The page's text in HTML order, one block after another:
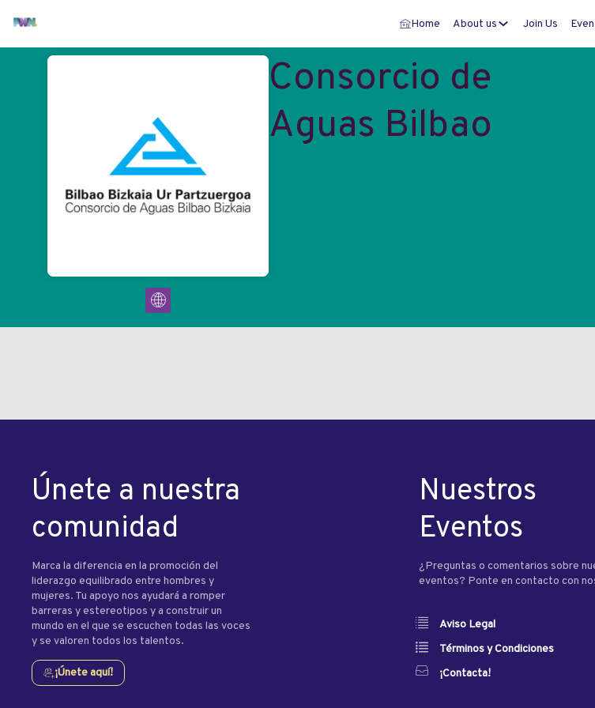
Home About us Join Us
Consorcio de
Aguas Bilbao
Únete a nuestra
comunidad
Marca la diferencia en la promoción del
liderazgo equilibrado entre hombres y
mujeres. Tu apoyo nos ayudará a romper
barreras y estereotipos y a construir un
mundo en el que se escuchen todas las voces
y se valoren todos los talentos.
¡Únete aquí!
Nuestros
Eventos
¿Preguntas o comentarios sobre
eventos? Ponte en contacto con
Aviso Legal
Términos y Condiciones
¡Contacta!